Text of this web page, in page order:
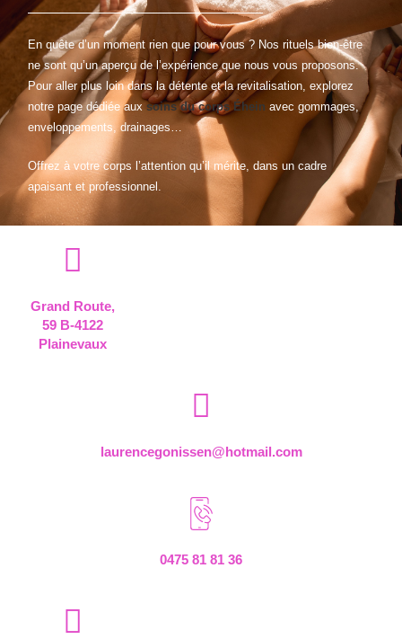
En quête d’un moment rien que pour vous ? Nos rituels bien-être
ne sont qu’un aperçu de l’expérience que nous vous proposons.
Pour aller plus loin dans la détente et la revitalisation, explorez
notre page dédiée auxsoins du corps Éhein avec gommages,
enveloppements, drainages…
Offrez à votre corps l’attention qu’il mérite, dans un cadre
apaisant et professionnel.
Grand Route,
59 B-4122
Plainevaux
laurencegonissen@hotmail.com
0475 81 81 36